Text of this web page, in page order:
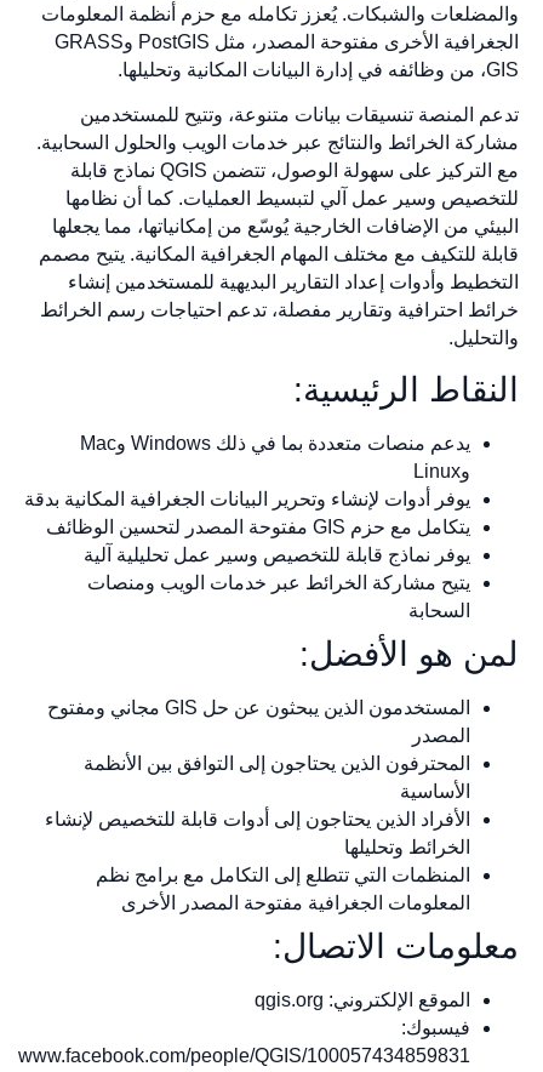
والمضلعات والشبكات. يُعزز تكامله مع حزم أنظمة المعلومات
الجغرافية الأخرى مفتوحة المصدر، مثل PostGIS وGRASS
GIS، من وظائفه في إدارة البيانات المكانية وتحليلها.
تدعم المنصة تنسيقات بيانات متنوعة، وتتيح للمستخدمين
مشاركة الخرائط والنتائج عبر خدمات الويب والحلول السحابية.
مع التركيز على سهولة الوصول، تتضمن QGIS نماذج قابلة
للتخصيص وسير عمل آلي لتبسيط العمليات. كما أن نظامها
البيئي من الإضافات الخارجية يُوسّع من إمكانياتها، مما يجعلها
قابلة للتكيف مع مختلف المهام الجغرافية المكانية. يتيح مصمم
التخطيط وأدوات إعداد التقارير البديهية للمستخدمين إنشاء
خرائط احترافية وتقارير مفصلة، تدعم احتياجات رسم الخرائط
والتحليل.
النقاط الرئيسية:
يدعم منصات متعددة بما في ذلك Windows وMac
وLinux
يوفر أدوات لإنشاء وتحرير البيانات الجغرافية المكانية بدقة
يتكامل مع حزم GIS مفتوحة المصدر لتحسين الوظائف
يوفر نماذج قابلة للتخصيص وسير عمل تحليلية آلية
يتيح مشاركة الخرائط عبر خدمات الويب ومنصات
السحابة
لمن هو الأفضل:
المستخدمون الذين يبحثون عن حل GIS مجاني ومفتوح
المصدر
المحترفون الذين يحتاجون إلى التوافق بين الأنظمة
الأساسية
الأفراد الذين يحتاجون إلى أدوات قابلة للتخصيص لإنشاء
الخرائط وتحليلها
المنظمات التي تتطلع إلى التكامل مع برامج نظم
المعلومات الجغرافية مفتوحة المصدر الأخرى
معلومات الاتصال:
الموقع الإلكتروني: qgis.org
فيسبوك:
www.facebook.com/people/QGIS/100057434859831